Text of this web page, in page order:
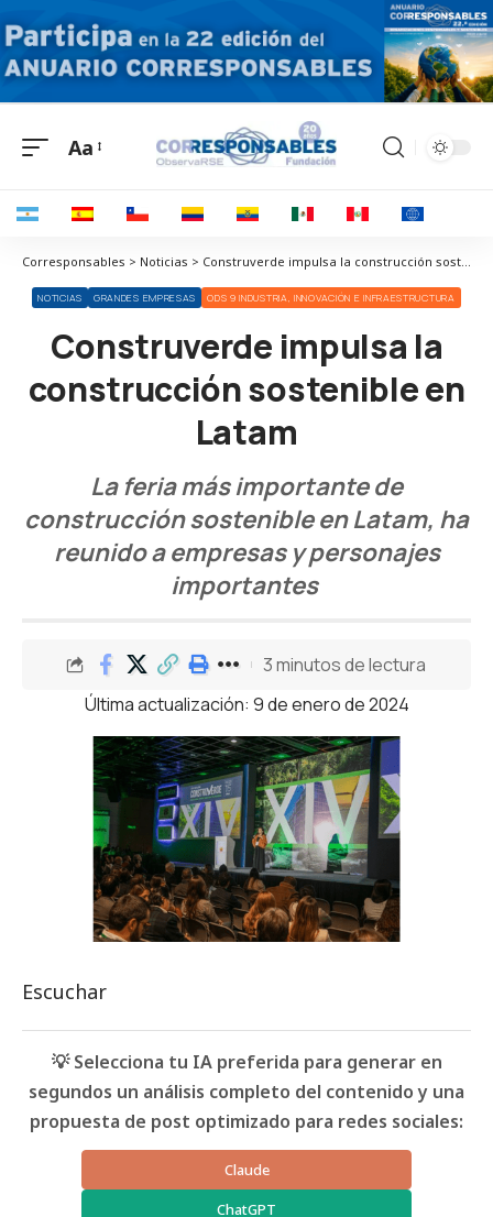
Aa
Corresponsables > Noticias > Construverde impulsa la construcción sostenible en Latam
NOTICIAS GRANDES EMPRESAS ODS 9 INDUSTRIA, INNOVACIÓN E INFRAESTRUCTURA
Construverde impulsa la
construcción sostenible en
Latam
La feria más importante de
construcción sostenible en Latam, ha
reunido a empresas y personajes
importantes
Última actualización: 9 de enero de 2024
3 minutos de lectura
Escuchar
💡 Selecciona tu IA preferida para generar en
segundos un análisis completo del contenido y una
propuesta de post optimizado para redes sociales:
Claude
ChatGPT